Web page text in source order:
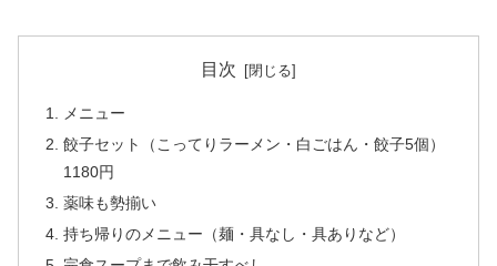
目次
メニュー
餃子セット（こってりラーメン・白ごはん・餃子5個）
1180円
薬味も勢揃い
持ち帰りのメニュー（麺・具なし・具ありなど）